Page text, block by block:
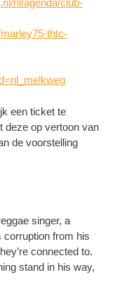
nl/agenda/club-
thtc-
een ticket te
deze op vertoon van
de voorstelling
singer, a
from his
connected to.
stand in his way,